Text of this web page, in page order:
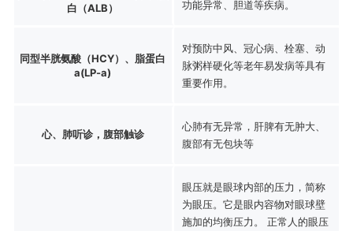
白（ALB）
功能异常、胆道等疾病。
同型半胱氨酸（HCY）、脂蛋白
a(LP-a)
对预防中风、冠心病、栓塞、动
脉粥样硬化等老年易发病等具有
重要作用。
心、肺听诊，腹部触诊
心肺有无异常，肝脾有无肿大、
腹部有无包块等
眼压就是眼球内部的压力，简称
为眼压。它是眼内容物对眼球壁
施加的均衡压力。 正常人的眼压